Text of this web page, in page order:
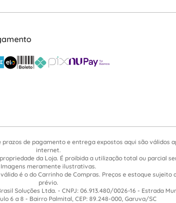
de pagamento e entrega expostos aqui são válidos
internet.
da Loja. É proibida a utilização total ou parcial
Imagens meramente ilustrativas.
é o do Carrinho de Compras. Preços e estoque sujeito
prévio.
Soluções Ltda. - CNPJ: 06.913.480/0026-16 - Estrada
6 a 8 - Bairro Palmital, CEP: 89.248-000, Garuva/SC